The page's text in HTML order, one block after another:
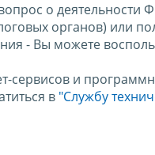
о деятельности
органов) или
- Вы можете
сервисов и
в "Службу